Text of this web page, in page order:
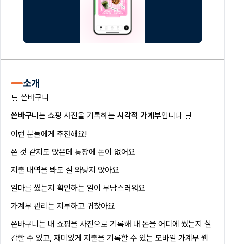
소개
🛒 쓴바구니
쓴바구니 는 쇼핑 사진을 기록하는 시각적 가계부입니다 🛒
이런 분들에게 추천해요!
쓴 것 같지도 않은데 통장에 돈이 없어요
지출 내역을 봐도 잘 와닿지 않아요
얼마를 썼는지 확인하는 일이 부담스러워요
가계부 관리는 지루하고 귀찮아요
쓴바구니는 내 쇼핑을 사진으로 기록해 내 돈을 어디에 썼는지 실
감할 수 있고, 재미있게 지출을 기록할 수 있는 모바일 가계부 웹